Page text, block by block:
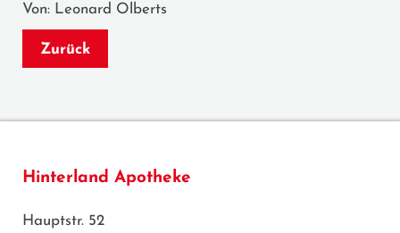
Von: Leonard Olberts
Zurück
Hinterland Apotheke
Hauptstr. 52